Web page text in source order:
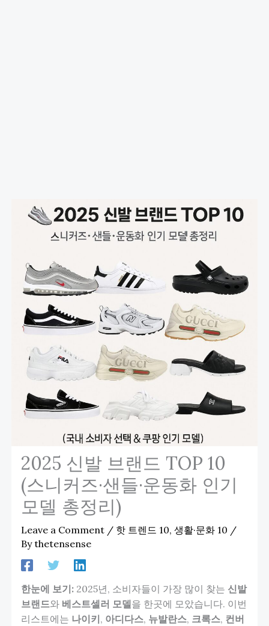
2025 신발 브랜드 TOP 10
(스니커즈·샌들·운동화 인기
모델 총정리)
Leave a Comment / 핫 트렌드 10, 생활·문화 10 /
Bythetensense
한눈에 보기:2025년, 소비자들이 가장 많이 찾는 신발
브랜드와 베스트셀러 모델을 한곳에 모았습니다. 이번
리스트에는 나이키, 아디다스, 뉴발란스, 크록스, 컨버